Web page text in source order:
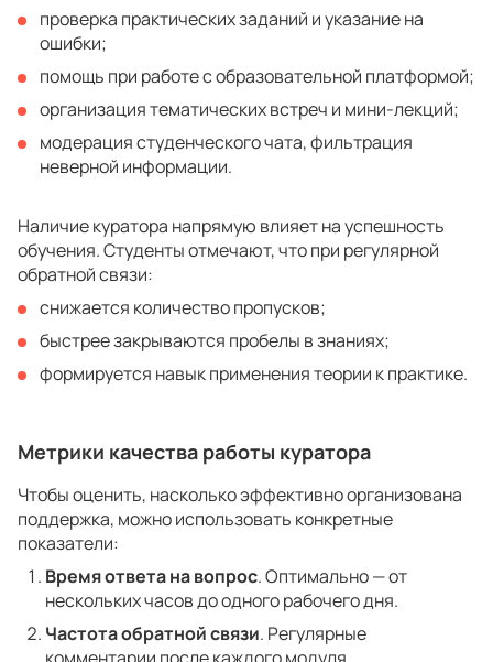
проверка практических заданий и указание на
ошибки;
помощь при работе с образовательной платформой;
организация тематических встреч и мини-лекций;
модерация студенческого чата, фильтрация
неверной информации.
Наличие куратора напрямую влияет на успешность
обучения. Студенты отмечают, что при регулярной
обратной связи:
снижается количество пропусков;
быстрее закрываются пробелы в знаниях;
формируется навык применения теории к практике.
Метрики качества работы куратора
Чтобы оценить, насколько эффективно организована
поддержка, можно использовать конкретные
показатели:
Время ответа на вопрос. Оптимально — от
нескольких часов до одного рабочего дня.
Частота обратной связи. Регулярные